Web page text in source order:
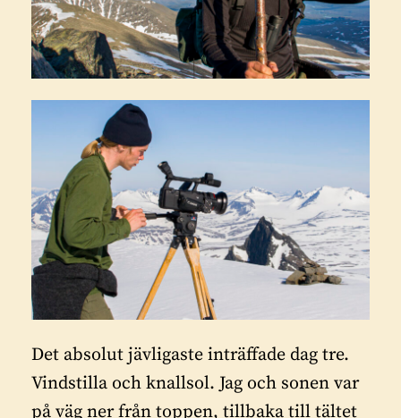
Det absolut jävligaste inträffade dag tre.
Vindstilla och knallsol. Jag och sonen var
på väg ner från toppen, tillbaka till tältet